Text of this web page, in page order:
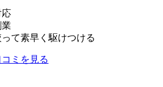
応
て素早く駆けつける
コミを見る